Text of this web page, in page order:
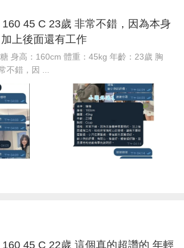
45 C 23歲 非常不錯，因為本身
上後面還有工作
身高：160cm 體重：45kg 年齡：23歲 胸
不錯，因 ...
45 C 22歲 這個真的超讚的 年輕